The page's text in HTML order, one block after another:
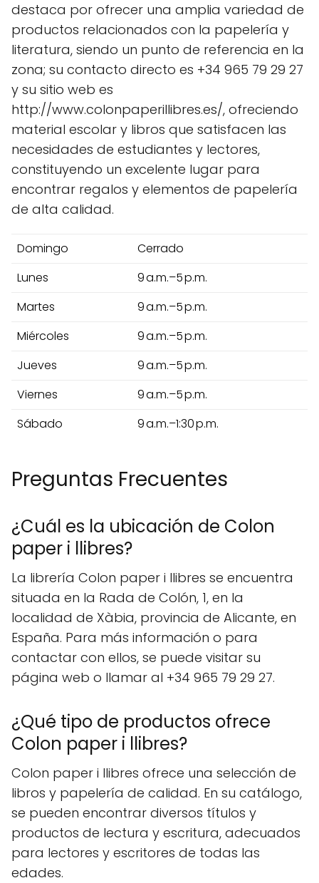
destaca por ofrecer una amplia variedad de
productos relacionados con la papelería y
literatura, siendo un punto de referencia en la
zona; su contacto directo es +34 965 79 29 27
y su sitio web es
http://www.colonpaperillibres.es/, ofreciendo
material escolar y libros que satisfacen las
necesidades de estudiantes y lectores,
constituyendo un excelente lugar para
encontrar regalos y elementos de papelería
de alta calidad.
Domingo
Cerrado
Lunes
9 a.m.–5 p.m.
Martes
9 a.m.–5 p.m.
Miércoles
9 a.m.–5 p.m.
Jueves
9 a.m.–5 p.m.
Viernes
9 a.m.–5 p.m.
Sábado
9 a.m.–1:30 p.m.
Preguntas Frecuentes
¿Cuál es la ubicación de Colon
paper i llibres?
La librería Colon paper i llibres se encuentra
situada en la Rada de Colón, 1, en la
localidad de Xàbia, provincia de Alicante, en
España. Para más información o para
contactar con ellos, se puede visitar su
página web o llamar al +34 965 79 29 27.
¿Qué tipo de productos ofrece
Colon paper i llibres?
Colon paper i llibres ofrece una selección de
libros y papelería de calidad. En su catálogo,
se pueden encontrar diversos títulos y
productos de lectura y escritura, adecuados
para lectores y escritores de todas las
edades.